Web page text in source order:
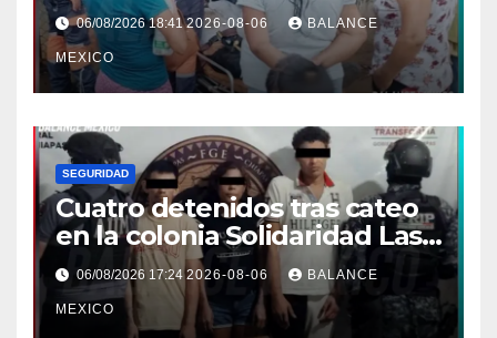
en la cabeza en Tapachula
06/08/2026 18:412026-08-06 BALANCE
MEXICO
SEGURIDAD
Cuatro detenidos tras cateo
en la colonia Solidaridad Las
Vegas de Tapachula
06/08/2026 17:242026-08-06 BALANCE
MEXICO